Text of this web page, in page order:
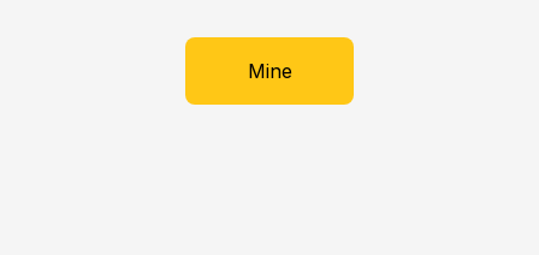
Mine